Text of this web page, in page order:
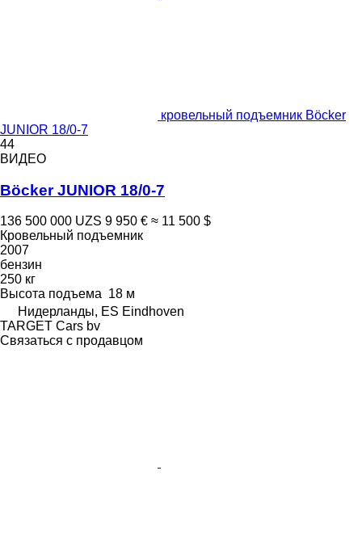
кровельный подъемник Böcker
JUNIOR 18/0-7
44
ВИДЕО
Böcker JUNIOR 18/0-7
136 500 000 UZS 9 950 € ≈ 11 500 $
Кровельный подъемник
2007
бензин
250 кг
Высота подъема 18 м
Нидерланды, ES Eindhoven
TARGET Cars bv
Связаться с продавцом